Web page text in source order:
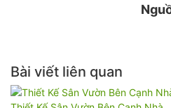
Bài viết liên quan